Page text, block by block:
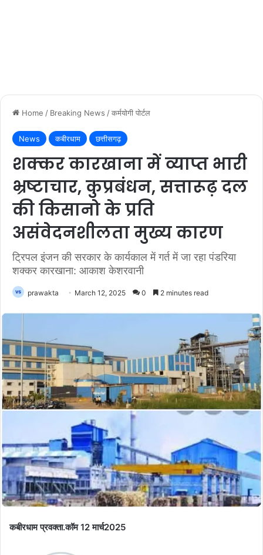
Home / Breaking News /कर्मयोगी पोर्टल
News कबीरधाम छत्तीसगढ़
शक्कर कारखाना में व्याप्त भारी
भ्रष्टाचार, कुप्रबंधन, सत्तारूढ़ दल
की किसानो के प्रति
असंवेदनशीलता मुख्य कारण
ट्रिपल इंजन की सरकार के कार्यकाल में गर्त में जा रहा पंडरिया
शक्कर कारखाना: आकाश केशरवानी
prawakta March 12, 2025 0 2 minutes read
कबीरधाम प्रवक्ता.कॉम 12 मार्च2025